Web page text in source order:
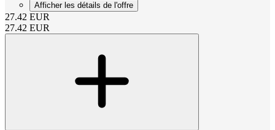
Afficher les détails de l'offre
27.42 EUR
27.42 EUR